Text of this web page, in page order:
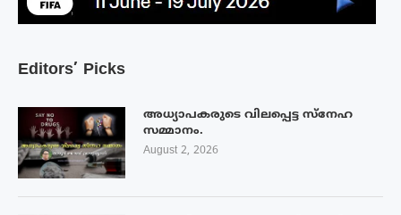
Editors’ Picks
അധ്യാപകരുടെ വിലപ്പെട്ട സ്നേഹ
സമ്മാനം.
August 2, 2026